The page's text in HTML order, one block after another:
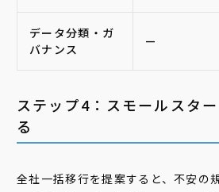
データ分類・ガ
バナンス
—
ステップ4：スモールスタ
る
全社一括移行を提案すると、不安の